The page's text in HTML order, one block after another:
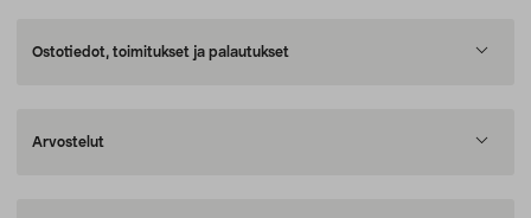
Ostotiedot, toimitukset ja palautukset
Arvostelut